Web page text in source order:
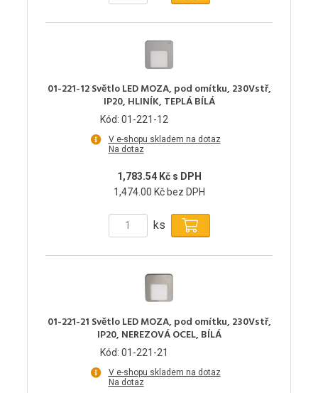
01-221-12 Světlo LED MOZA, pod omítku, 230Vstř,
IP20, HLINÍK, TEPLÁ BÍLÁ
Kód: 01-221-12
V e-shopu skladem na dotaz
Na dotaz
1,783.54 Kč s DPH
1,474.00 Kč bez DPH
ks
01-221-21 Světlo LED MOZA, pod omítku, 230Vstř,
IP20, NEREZOVÁ OCEL, BÍLÁ
Kód: 01-221-21
V e-shopu skladem na dotaz
Na dotaz